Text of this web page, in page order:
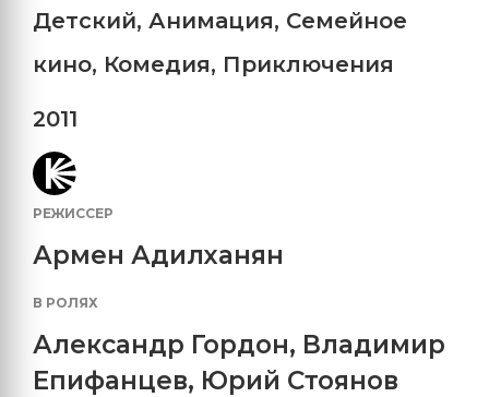
Детский, Анимация, Семейное
кино, Комедия, Приключения
2011
РЕЖИССЕР
Армен Адилханян
В РОЛЯХ
Александр Гордон, Владимир
Епифанцев, Юрий Стоянов